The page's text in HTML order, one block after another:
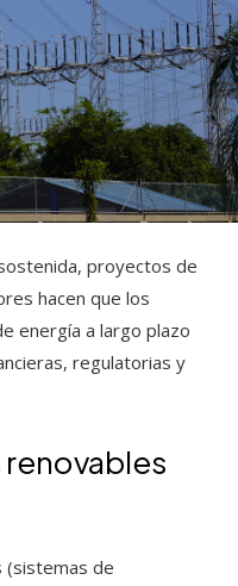
proyectos de
hacen que los
energía a largo plazo
regulatorias y
(sistemas de